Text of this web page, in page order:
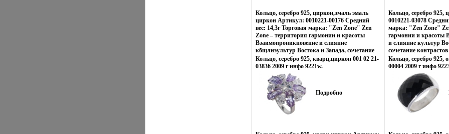
избранных – подчеркивать, менять и
создавать свой неповторимый образ,
приобретая при этом заряд настроения и
уверенность в своем успехе.
Кольцо, серебро 925, циркон,эмаль эмаль
циркон Артикул: 0010221-00176 Средний
вес: 14,3г Торговая марка: "Zen Zone" Zen
Zone – территория гармонии и красоты
Взаимопроникновение и слияние
кбщлнэультур Востока и Запада, сочетание
контрастов и противоположностей
Настроения неонового Токио, обаяние
французских кофеин, безудержная роскошь
индийских дворцов, романтика коралловых
рифов и лазурных побережий Бали,
динамика моды и тенденций Милана – все
это воплотиловзпншсь в ювелирных
шедеврах Zen Zone Дизайнеры изменили
Украшения Zen Zone дарят вам привилегию
Кольцо, серебро 925, кварц,циркон 001 02 21-
03836 2009 г инфо 9221w.
Подробно
избранных –
создавать свой
приобретая при этом
уверенность в своем
Кольцо, серебро 925,
0010221-03078
марка: "Zen Zone"
гармонии и красоты
и слияние культур
сочетание
Настроения
французских кофеин,
индийских дворцов,
рифов и лазурных
динамика моды и
это воплотилось в
шедвзпнлеврах Zen
изменили
избранных –
Кольцо, серебро 925,
00004 2009 г инфо